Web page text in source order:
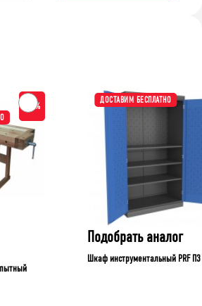
-15%
ДОСТАВИМ БЕСПЛАТНО
Подобрать аналог
Шкаф инструментальный PRF П3